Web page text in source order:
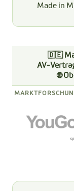
Made in
🇩🇪
AV-
🌐